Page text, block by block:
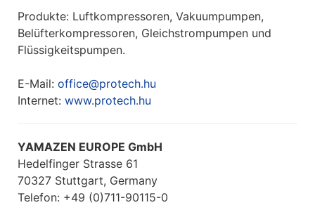
Produkte: Luftkompressoren, Vakuumpumpen,
Belüfterkompressoren, Gleichstrompumpen und
Flüssigkeitspumpen.
E-Mail: office@protech.hu
Internet: www.protech.hu
YAMAZEN EUROPE GmbH
Hedelfinger Strasse 61
70327 Stuttgart, Germany
Telefon: +49 (0)711-90115-0